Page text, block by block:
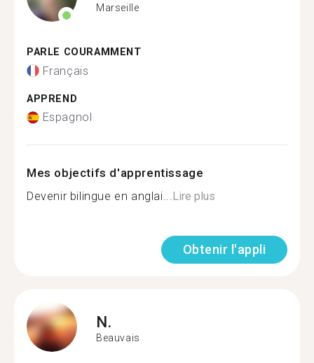
Marseille
PARLE COURAMMENT
Français
APPREND
Espagnol
Mes objectifs d'apprentissage
Devenir bilingue en anglai...Lire plus
Obtenir l'appli
N.
Beauvais